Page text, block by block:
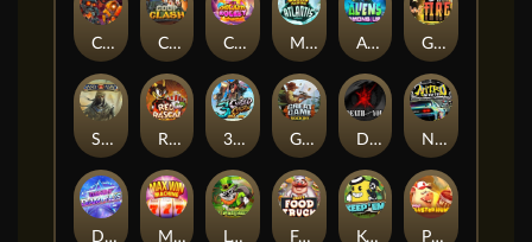
Crystal Robot Coop Clash Chocolate Rocket Marlin Masters Atlantis Aliens Among Us Grug Make Fire
Sand and Ashes Red Rascal™ 3 Cursed Chests™ Great Game Rockies Death Becomes You Nitro Nights
Dandy Diamonds Max Win Machine Le Prechaun Fred's Food Truck Keep 'em Piggy Cluster Hunt